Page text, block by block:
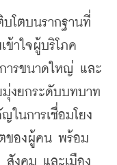
โตบนรากฐานที่
าใจผู้บริโภค
ารขนาดใหญ่ และ
มุ่งยกระดับบทบาท
ในการเชื่อมโยง
ของผู้คน พร้อม
สังคม และเมือง